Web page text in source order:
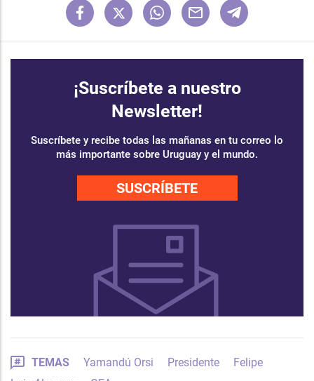
¡Suscríbete a nuestro
Newsletter!
Suscríbete y recibe todas las mañanas en tu correo lo
más importante sobre Uruguay y el mundo.
SUSCRÍBETE
TEMAS Yamandú Orsi Presidente
Felipe